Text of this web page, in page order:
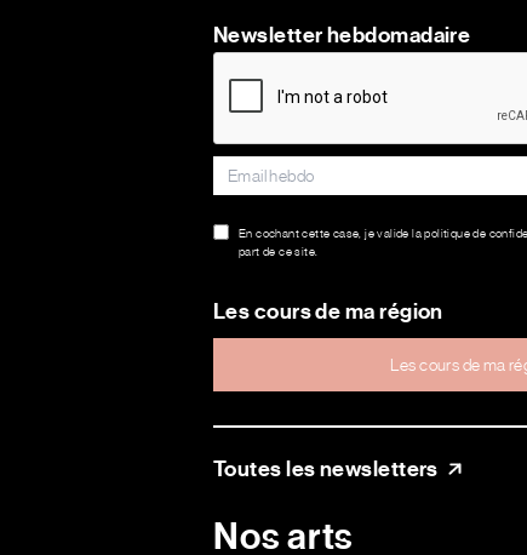
Newsletter hebdomadaire
En cochant cette case, je valide la politique de
part de ce site.
Les cours de ma région
Les cours de ma
Toutes les newsletters
Nos arts